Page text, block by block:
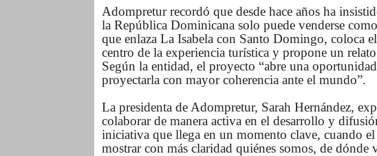
Adompretur recordó que desde hace años ha
la República Dominicana solo puede venderse
que enlaza La Isabela con Santo Domingo, coloca
centro de la experiencia turística y propone un
Según la entidad, el proyecto “abre una
proyectarla con mayor coherencia ante el mundo”.
La presidenta de Adompretur, Sarah Hernández,
colaborar de manera activa en el desarrollo y
iniciativa que llega en un momento clave, cuando
mostrar con más claridad quiénes somos, de